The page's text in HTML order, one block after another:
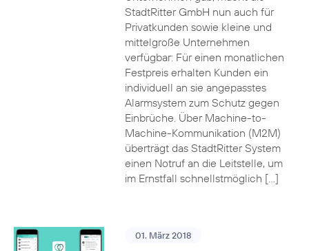
StadtRitter GmbH nun auch für
Privatkunden sowie kleine und
mittelgroße Unternehmen
verfügbar: Für einen monatlichen
Festpreis erhalten Kunden ein
individuell an sie angepasstes
Alarmsystem zum Schutz gegen
Einbrüche. Über Machine-to-
Machine-Kommunikation (M2M)
überträgt das StadtRitter System
einen Notruf an die Leitstelle, um
im Ernstfall schnellstmöglich […]
01. März 2018